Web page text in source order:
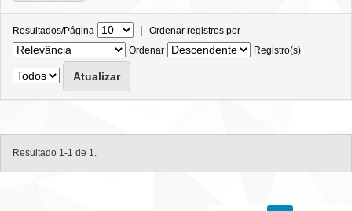
Resultados/Página | Ordenar registros por
Ordenar
Registro(s)
Resultado 1-1 de 1.